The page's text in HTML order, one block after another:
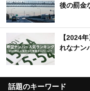
後の罰金
【2024
れなナン
話題のキーワード